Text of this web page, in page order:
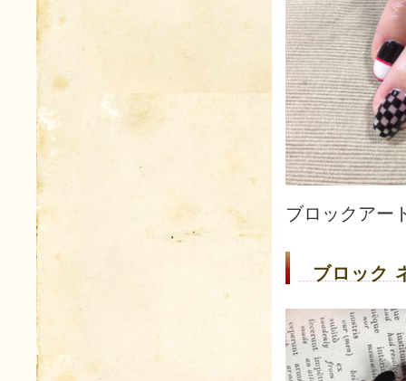
ブロックアー
ブロック